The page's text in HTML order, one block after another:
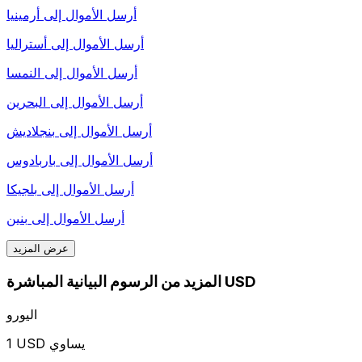
أرسل الأموال إلى أرمينيا
أرسل الأموال إلى أستراليا
أرسل الأموال إلى النمسا
أرسل الأموال إلى البحرين
أرسل الأموال إلى بنجلاديش
أرسل الأموال إلى باربادوس
أرسل الأموال إلى بلجيكا
أرسل الأموال إلى بنين
عرض المزيد
المزيد من الرسوم البيانية المباشرة USD
اليورو
1 USD يساوي